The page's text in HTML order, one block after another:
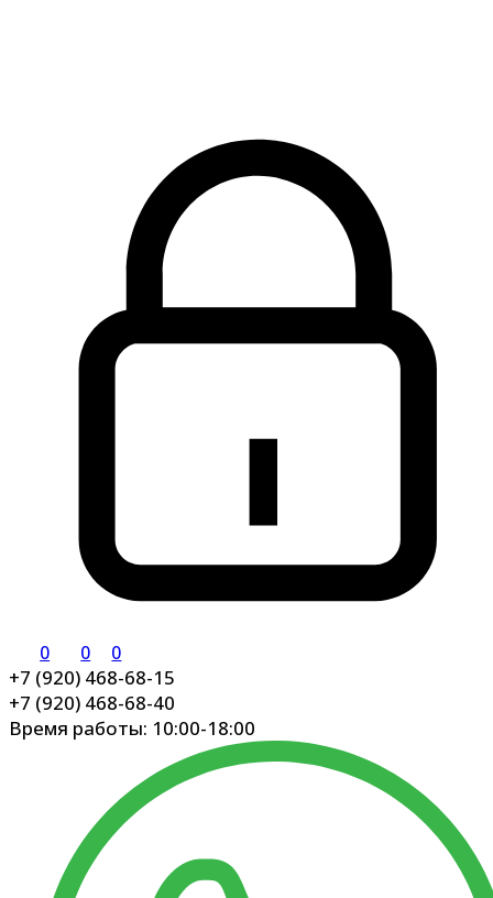
0 0 0
+7 (920) 468-68-15
+7 (920) 468-68-40
Время работы: 10:00-18:00